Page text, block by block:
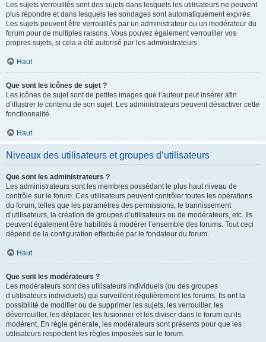
Les sujets verrouillés sont des sujets dans lesquels les utilisateurs ne peuvent
plus répondre et dans lesquels les sondages sont automatiquement expirés.
Les sujets peuvent être verrouillés par un administrateur ou un modérateur du
forum pour de multiples raisons. Vous pouvez également verrouiller vos
propres sujets, si cela a été autorisé par les administrateurs.
Haut
Que sont les icônes de sujet ?
Les icônes de sujet sont de petites images que l’auteur peut insérer afin
d’illustrer le contenu de son sujet. Les administrateurs peuvent désactiver cette
fonctionnalité.
Haut
Niveaux des utilisateurs et groupes d’utilisateurs
Que sont les administrateurs ?
Les administrateurs sont les membres possédant le plus haut niveau de
contrôle sur le forum. Ces utilisateurs peuvent contrôler toutes les opérations
du forum, telles que les paramètres des permissions, le bannissement
d’utilisateurs, la création de groupes d’utilisateurs ou de modérateurs, etc. Ils
peuvent également être habilités à modérer l’ensemble des forums. Tout ceci
dépend de la configuration effectuée par le fondateur du forum.
Haut
Que sont les modérateurs ?
Les modérateurs sont des utilisateurs individuels (ou des groupes
d’utilisateurs individuels) qui surveillent régulièrement les forums. Ils ont la
possibilité de modifier ou de supprimer les sujets, les verrouiller, les
déverrouiller, les déplacer, les fusionner et les diviser dans le forum qu’ils
modèrent. En règle générale, les modérateurs sont présents pour que les
utilisateurs respectent les règles imposées sur le forum.